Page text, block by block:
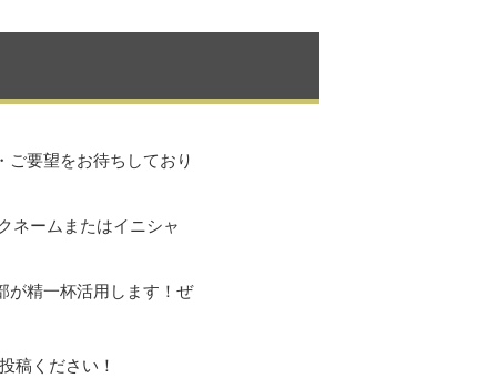
ご要望をお待ちしており
ネームまたはイニシャ
が精一杯活用します！ぜ
稿ください！